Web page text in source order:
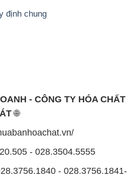
định chung
- CÔNG TY HÓA CHẤT
🌐
- 028.3504.5555
- 028.3756.1841-